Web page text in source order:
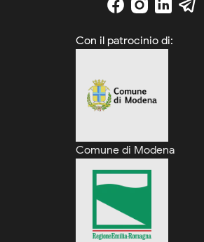
Con il patrocinio di:
Comune di Modena